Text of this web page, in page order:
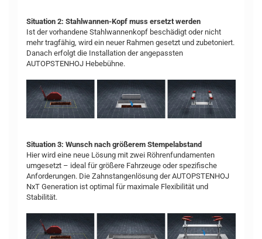
Situation 2: Stahlwannen-Kopf muss ersetzt werden
Ist der vorhandene Stahlwannenkopf beschädigt oder nicht
mehr tragfähig, wird ein neuer Rahmen gesetzt und zubetoniert.
Danach erfolgt die Installation der angepassten
AUTOPSTENHOJ Hebebühne.
Situation 3: Wunsch nach größerem Stempelabstand
Hier wird eine neue Lösung mit zwei Röhrenfundamenten
umgesetzt – ideal für größere Fahrzeuge oder spezifische
Anforderungen. Die Zahnstangenlösung der AUTOPSTENHOJ
NxT Generation ist optimal für maximale Flexibilität und
Stabilität.